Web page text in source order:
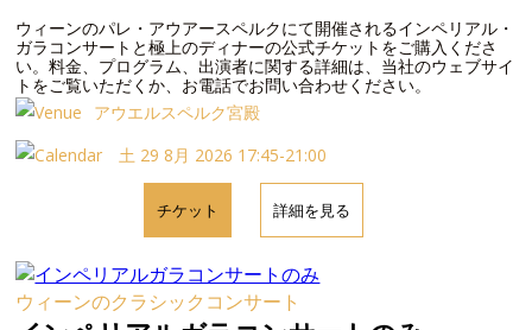
ウィーンのパレ・アウアースペルクにて開催されるインペリアル・
ガラコンサートと極上のディナーの公式チケットをご購入くださ
い。料金、プログラム、出演者に関する詳細は、当社のウェブサイ
トをご覧いただくか、お電話でお問い合わせください。
アウエルスペルク宮殿
土 29 8月 2026 17:45-21:00
チケット 詳細を見る
ウィーンのクラシックコンサート